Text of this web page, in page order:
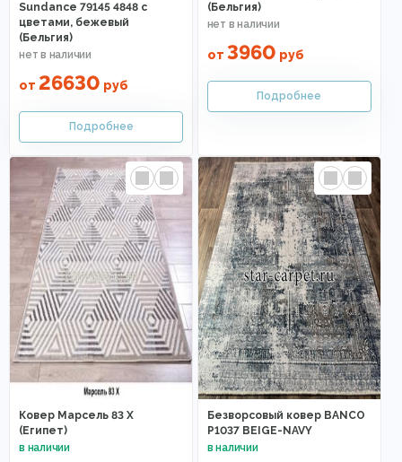
Sundance 79145 4848 с
цветами, бежевый
(Бельгия)
от 26630 руб
(Бельгия)
от 3960 руб
Ковер Марсель 83 Х
(Египет)
Безворсовый ковер BANCO
P1037 BEIGE-NAVY